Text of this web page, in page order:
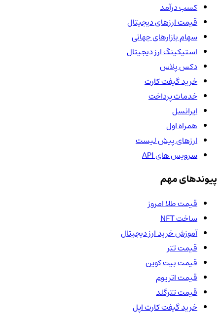
کسب درآمد
قیمت ارزهای دیجیتال
سهام بازارهای جهانی
استیکینگ ارز دیجیتال
دکس پلاس
خرید گیفت کارت
خدمات پرداخت
ایرانسل
همراه اول
ارزهای پیش لیست
سرویس های API
پیوندهای مهم
قیمت طلا امروز
ساخت NFT
آموزش خرید ارز دیجیتال
قیمت تتر
قیمت بیت کوین
قیمت اتریوم
قیمت تترگلد
خرید گیفت کارت اپل